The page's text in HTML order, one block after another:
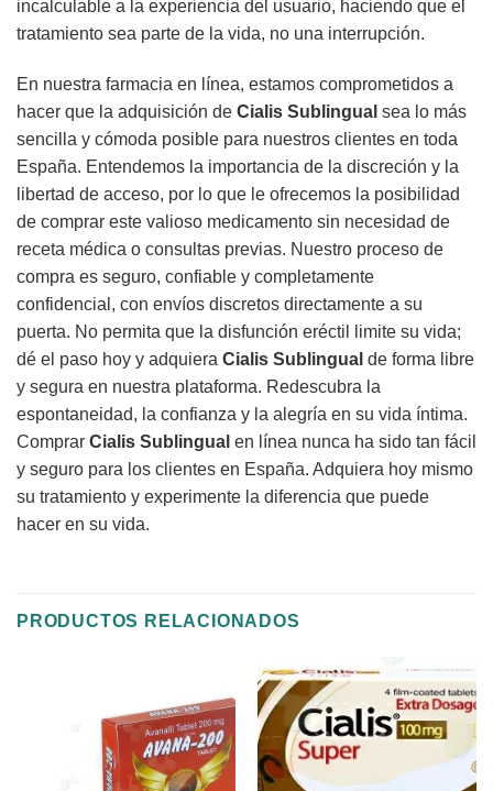
incalculable a la experiencia del usuario, haciendo que el
tratamiento sea parte de la vida, no una interrupción.
En nuestra farmacia en línea, estamos comprometidos a
hacer que la adquisición de Cialis Sublingual sea lo más
sencilla y cómoda posible para nuestros clientes en toda
España. Entendemos la importancia de la discreción y la
libertad de acceso, por lo que le ofrecemos la posibilidad
de comprar este valioso medicamento sin necesidad de
receta médica o consultas previas. Nuestro proceso de
compra es seguro, confiable y completamente
confidencial, con envíos discretos directamente a su
puerta. No permita que la disfunción eréctil limite su vida;
dé el paso hoy y adquiera Cialis Sublingual de forma libre
y segura en nuestra plataforma. Redescubra la
espontaneidad, la confianza y la alegría en su vida íntima.
Comprar Cialis Sublingual en línea nunca ha sido tan fácil
y seguro para los clientes en España. Adquiera hoy mismo
su tratamiento y experimente la diferencia que puede
hacer en su vida.
PRODUCTOS RELACIONADOS